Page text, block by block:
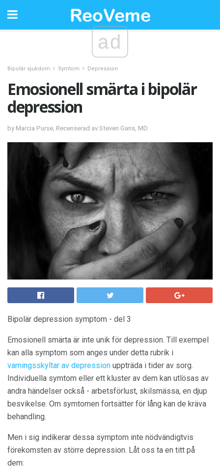
ad
Bipolär sjukdom Symtom Depression
Emosionell smärta i bipolär
depression
by Marcia Purse; Recenserad av Steven Gans, MD
Bipolär depression symptom - del 3
Emosionell smärta är inte unik för depression. Till exempel
kan alla symptom som anges under detta rubrik i
varningsskyltar av depression uppträda i tider av sorg.
Individuella symtom eller ett kluster av dem kan utlösas av
andra händelser också - arbetsförlust, skilsmässa, en djup
besvikelse. Om symtomen fortsätter för lång kan de kräva
behandling.
Men i sig indikerar dessa symptom inte nödvändigtvis
förekomsten av större depression. Låt oss ta en titt på
dem: